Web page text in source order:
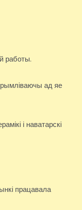
работы.
ад яе
і наватарскі
працавала